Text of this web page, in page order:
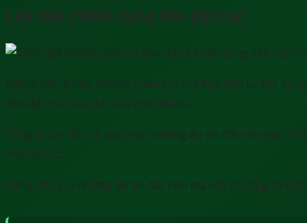
Lừa đảo chiếm dụng tiền đặt cọc
Đây là một trong những chiêu trò lừa đảo đầu tư bất
tiền đặt cọc mua đất của nhà đầu tư.
Công ty lừa đảo sẽ lựa chọn những dự án đất nền ma
nhà đầu tư.
Đáng chú ý là những dự án đất nền ma này thường có vị